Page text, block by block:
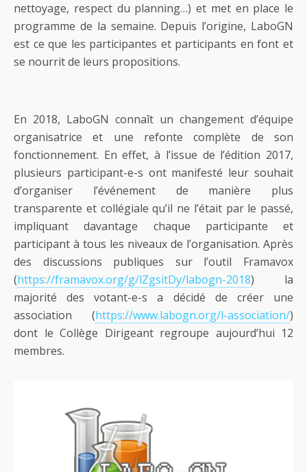
nettoyage, respect du planning…) et met en place le
programme de la semaine. Depuis l’origine, LaboGN
est ce que les participantes et participants en font et
se nourrit de leurs propositions.
En 2018, LaboGN connaît un changement d’équipe
organisatrice et une refonte complète de son
fonctionnement. En effet, à l’issue de l’édition 2017,
plusieurs participant-e-s ont manifesté leur souhait
d’organiser l’événement de manière plus
transparente et collégiale qu’il ne l’était par le passé,
impliquant davantage chaque participante et
participant à tous les niveaux de l’organisation. Après
des discussions publiques sur l’outil Framavox
(https://framavox.org/g/lZgsitDy/labogn-2018) la
majorité des votant-e-s a décidé de créer une
association (https://www.labogn.org/l-association/)
dont le Collège Dirigeant regroupe aujourd’hui 12
membres.